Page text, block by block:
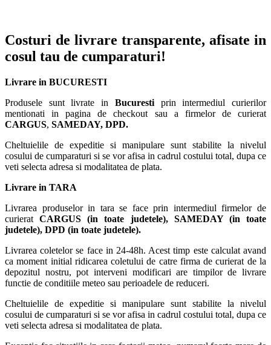
Costuri de livrare transparente, afisate in
cosul tau de cumparaturi!
Livrare in BUCURESTI
Produsele sunt livrate in Bucurestiprin intermediul curierilor
mentionati in pagina de checkout sau a firmelor de curierat
CARGUS, SAMEDAY, DPD.
Cheltuielile de expeditie si manipulare sunt stabilite la nivelul
cosului de cumparaturi si se vor afisa in cadrul costului total, dupa ce
veti selecta adresa si modalitatea de plata.
Livrare in TARA
Livrarea produselor in tara se face prin intermediul firmelor de
curieratCARGUS (in toate judetele),
SAMEDAY (in toate
judetele), DPD (in toate judetele).
Livrarea coletelor se face in 24-48h. Acest timp este calculat avand
ca moment initial ridicarea coletului de catre firma de curierat de la
depozitul nostru, pot interveni modificari are timpilor de livrare
functie de conditiile meteo sau perioadele de reduceri.
Cheltuielile de expeditie si manipulare sunt stabilite la nivelul
cosului de cumparaturi si se vor afisa in cadrul costului total, dupa ce
veti selecta adresa si modalitatea de plata.